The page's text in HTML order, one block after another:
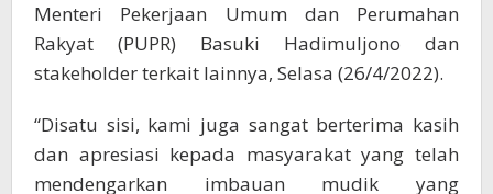
Menteri Pekerjaan Umum dan Perumahan
Rakyat (PUPR) Basuki Hadimuljono dan
stakeholder terkait lainnya, Selasa (26/4/2022).
“Disatu sisi, kami juga sangat berterima kasih
dan apresiasi kepada masyarakat yang telah
mendengarkan imbauan mudik yang